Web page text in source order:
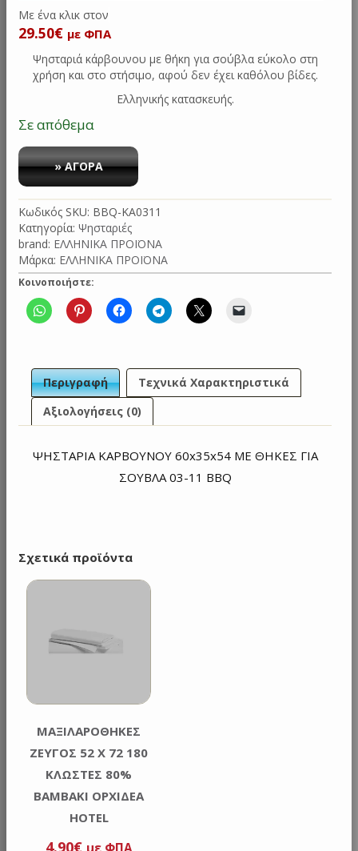
Με ένα κλικ
29.50€ με ΦΠΑ
Ψησταριά κάρβουνου με θήκη για σούβλα εύκολο στη
χρήση και στο στήσιμο, αφού δεν έχει καθόλου βίδες.
Ελληνικής κατασκευής.
Σε απόθεμα
ΨΗΣΤΑΡΙΑ
ΚΑΡΒΟΥΝΟΥ
60x35x54
ΜΕ
ΘΗΚΕΣ
ΓΙΑ
ΣΟΥΒΛΑ
03-
11
ποσότητα
» ΑΓΟΡΑ
Κωδικός SKU: BBQ-KA0311
Κατηγορία: Ψησταριές
brand: ΕΛΛΗΝΙΚΑ ΠΡΟΪΟΝΑ
Μάρκα: ΕΛΛΗΝΙΚΑ ΠΡΟΪΟΝΑ
Κοινοποιήστε:
Περιγραφή
Τεχνικά Χαρακτηριστικά
Αξιολογήσεις (0)
ΨΗΣΤΑΡΙΑ ΚΑΡΒΟΥΝΟΥ 60x35x54 ΜΕ ΘΗΚΕΣ ΓΙΑ
ΣΟΥΒΛΑ 03-11 BBQ
Σχετικά προϊόντα
ΜΑΞΙΛΑΡΟΘΗΚΕΣ
ΖΕΥΓΟΣ 52 Χ 72 180
ΚΛΩΣΤΕΣ 80%
ΒΑΜΒΑΚΙ ΟΡΧΙΔΕΑ
HOTEL